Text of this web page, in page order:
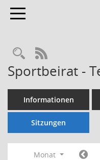
Toggle navigation
RSS-Feed
Sportbeirat -
Informationen
Sitzungen
Monat